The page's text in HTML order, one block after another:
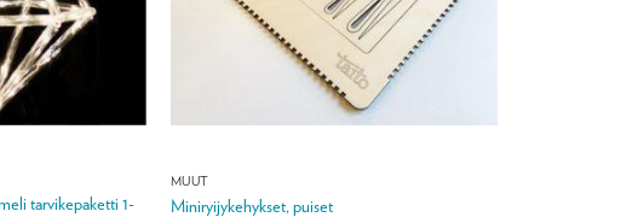
tarvikepaketti 1-
MUUT
Miniryijykehykset, puiset